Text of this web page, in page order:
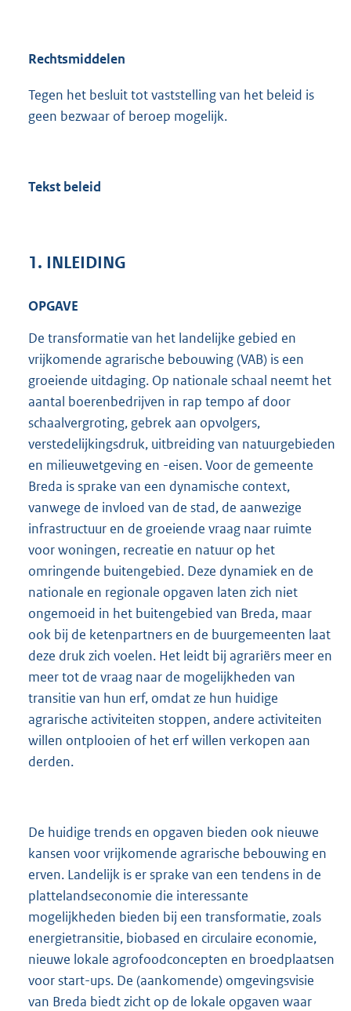
Rechtsmiddelen
Tegen het besluit tot vaststelling van het beleid is
geen bezwaar of beroep mogelijk.
Tekst beleid
1. INLEIDING
OPGAVE
De transformatie van het landelijke gebied en
vrijkomende agrarische bebouwing (VAB) is een
groeiende uitdaging. Op nationale schaal neemt het
aantal boerenbedrijven in rap tempo af door
schaalvergroting, gebrek aan opvolgers,
verstedelijkingsdruk, uitbreiding van natuurgebieden
en milieuwetgeving en -eisen. Voor de gemeente
Breda is sprake van een dynamische context,
vanwege de invloed van de stad, de aanwezige
infrastructuur en de groeiende vraag naar ruimte
voor woningen, recreatie en natuur op het
omringende buitengebied. Deze dynamiek en de
nationale en regionale opgaven laten zich niet
ongemoeid in het buitengebied van Breda, maar
ook bij de ketenpartners en de buurgemeenten laat
deze druk zich voelen. Het leidt bij agrariërs meer en
meer tot de vraag naar de mogelijkheden van
transitie van hun erf, omdat ze hun huidige
agrarische activiteiten stoppen, andere activiteiten
willen ontplooien of het erf willen verkopen aan
derden.
De huidige trends en opgaven bieden ook nieuwe
kansen voor vrijkomende agrarische bebouwing en
erven. Landelijk is er sprake van een tendens in de
plattelandseconomie die interessante
mogelijkheden bieden bij een transformatie, zoals
energietransitie, biobased en circulaire economie,
nieuwe lokale agrofoodconcepten en broedplaatsen
voor start-ups. De (aankomende) omgevingsvisie
van Breda biedt zicht op de lokale opgaven waar